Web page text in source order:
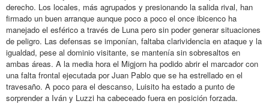
derecho. Los locales, más agrupados y presionando la salida rival, han
firmado un buen arranque aunque poco a poco el once ibicenco ha
manejado el esférico a través de Luna pero sin poder generar situaciones
de peligro. Las defensas se imponían, faltaba clarividencia en ataque y la
igualdad, pese al dominio visitante, se mantenía sin sobresaltos en
ambas áreas. A la media hora el Migjorn ha podido abrir el marcador con
una falta frontal ejecutada por Juan Pablo que se ha estrellado en el
travesaño. A poco para el descanso, Luisito ha estado a punto de
sorprender a Iván y Luzzi ha cabeceado fuera en posición forzada.